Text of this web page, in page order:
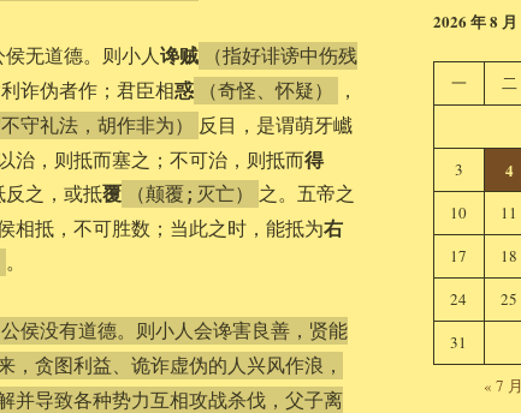
侯无道德。则小人谗贼
（指好诽谤中伤残
诈伪者作；君臣相惑 （奇怪、怀疑）
，
不守礼法，胡作非为）
反目，是谓萌牙巇
治，则抵而塞之；不可治，则抵而得
反之，或抵覆 （颠覆;灭亡）
之。五帝之
相抵，不可胜数；当此之时，能抵为右
。
侯没有道德。则小人会谗害良善，贤能
，贪图利益、诡诈虚伪的人兴风作浪，
并导致各种势力互相攻战杀伐，父子离
2026 年 8 月
一 二
3 4
10
11
17
18
24
25
31
« 7 月